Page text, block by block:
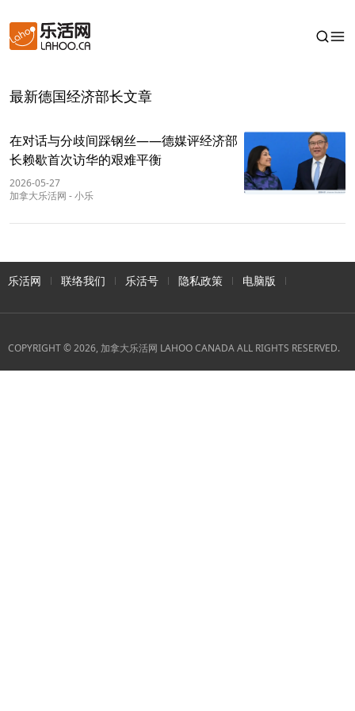
最新德国经济部长文章
在对话与分歧间踩钢丝——德媒评经济部
长赖歇首次访华的艰难平衡
2026-05-27
加拿大乐活网 -小乐
乐活网 联络我们 乐活号 隐私政策 电脑版
COPYRIGHT © 2026, 加拿大乐活网 LAHOO CANADA ALL RIGHTS RESERVED.